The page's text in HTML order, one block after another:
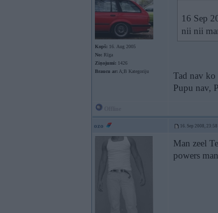
Kopš: 16. Aug 2005
No: Rīga
Ziņojumi: 1426
Braucu ar: A;B Kategoriju
16 Sep
nii nii
Tad nav
Pupu nav,
ozo 16. Sep 2008, 23:58
Man zeel
powers